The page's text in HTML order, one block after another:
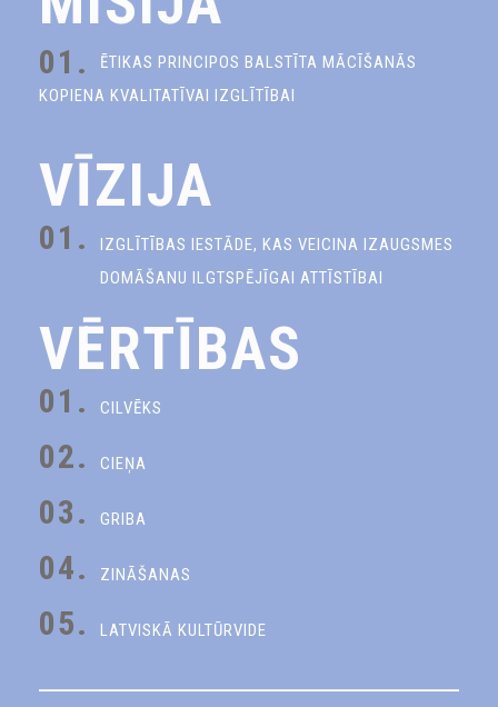
01.
ĒTIKAS PRINCIPOS BALSTĪTA MĀCĪŠANĀS
KOPIENA KVALITATĪVAI IZGLĪTĪBAI
VĪZIJA
01.
IZGLĪTĪBAS IESTĀDE, KAS VEICINA IZAUGSMES
DOMĀŠANU ILGTSPĒJĪGAI ATTĪSTĪBAI
VĒRTĪBAS
01. CILVĒKS
02. CIEŅA
03. GRIBA
04. ZINĀŠANAS
05. LATVISKĀ KULTŪRVIDE